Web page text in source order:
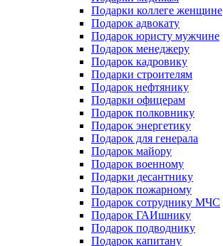
Подарки коллеге женщине
Подарок адвокату
Подарок юристу мужчине
Подарок менеджеру
Подарок кадровику
Подарки строителям
Подарок нефтянику
Подарки офицерам
Подарок полковнику
Подарок энергетику
Подарок для генерала
Подарок майору
Подарок военному
Подарки десантнику
Подарок пожарному
Подарок сотруднику МЧС
Подарок ГАИшнику
Подарок подводнику
Подарок капитану